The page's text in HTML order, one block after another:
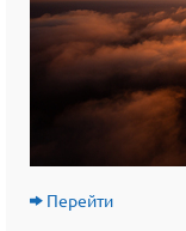
Перейти